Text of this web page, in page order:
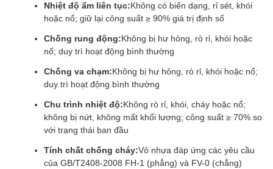
Nhiệt độ ẩm liên tục:Không có biến dạng, rỉ sét, khói
hoặc nổ; giữ lại công suất ≥ 90% giá trị định số
Chống rung động:Không bị hư hỏng, rò rỉ, khói hoặc
nổ; duy trì hoạt động bình thường
Chống va chạm:Không bị hư hỏng, rò rỉ, khói hoặc nổ;
duy trì hoạt động bình thường
Chu trình nhiệt độ:Không rò rỉ, khói, cháy hoặc nổ;
không bị nứt, không mất khối lượng; công suất ≥ 70% so
với trạng thái ban đầu
Tính chất chống cháy:Vỏ nhựa đáp ứng các yêu cầu
của GB/T2408-2008 FH-1 (phẳng) và FV-0 (chẳng)